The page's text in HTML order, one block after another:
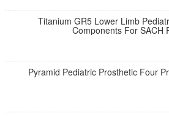
Titanium GR5 Lower Limb
Components For SACH
Pyramid Pediatric Prosthetic Four